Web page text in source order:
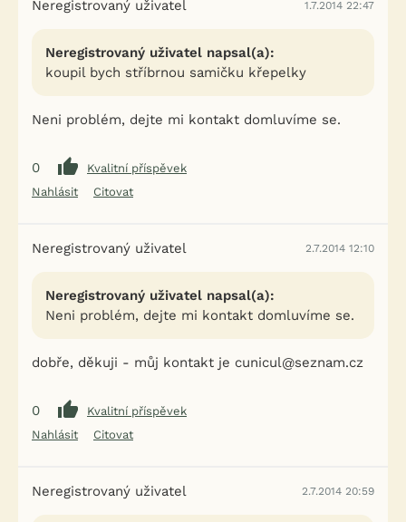
Neregistrovaný uživatel 1.7.2014 22:47
Neregistrovaný uživatel napsal(a):
koupil bych stříbrnou samičku křepelky
Neni problém, dejte mi kontakt domluvíme se.
0
Kvalitní příspěvek
Nahlásit
Citovat
Neregistrovaný uživatel 2.7.2014 12:10
Neregistrovaný uživatel napsal(a):
Neni problém, dejte mi kontakt domluvíme se.
dobře, děkuji - můj kontakt je cunicul@seznam.cz
0
Kvalitní příspěvek
Nahlásit
Citovat
Neregistrovaný uživatel 2.7.2014 20:59